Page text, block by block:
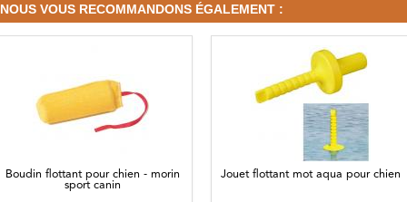
NOUS VOUS RECOMMANDONS ÉGALEMENT :
Boudin flottant pour chien - morin
sport canin
Jouet flottant mot aqua pour chien